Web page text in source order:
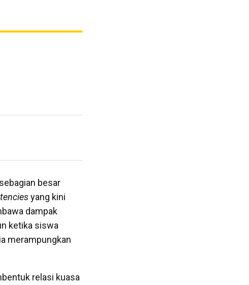
besar
yang kini
dampak
ketika siswa
merampungkan
relasi kuasa